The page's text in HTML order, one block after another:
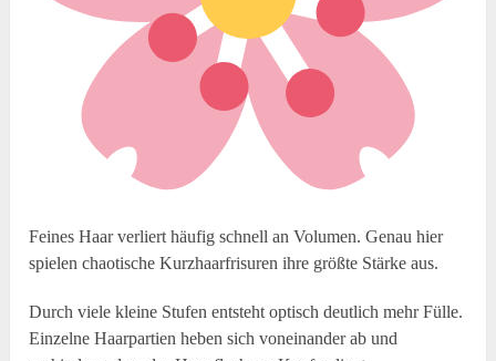
Feines Haar verliert häufig schnell an Volumen. Genau hier
spielen chaotische Kurzhaarfrisuren ihre größte Stärke aus.
Durch viele kleine Stufen entsteht optisch deutlich mehr Fülle.
Einzelne Haarpartien heben sich voneinander ab und